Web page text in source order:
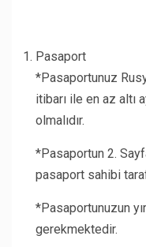
Pasaport
*Pasaportunuz
itibarı ile en az altı
olmalıdır.
*Pasaportun 2.
pasaport sahibi
*Pasaportunuzun
gerekmektedir.